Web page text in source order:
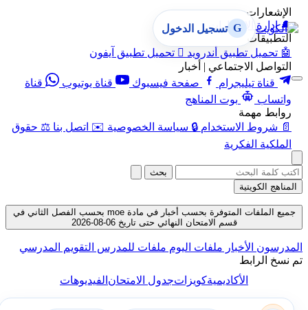
الإشعارات
🔔 إدارة الإشعارات
التطبيقات
🤖 تحميل تطبيق أندرويد  تحميل تطبيق آيفون
التواصل الاجتماعي | أخبار
قناة تيليجرام
صفحة فيسبوك قناة يوتيوب
قناة
واتساب
بوت المناهج
روابط مهمة
📄 شروط الاستخدام 🔒 سياسة الخصوصية ✉️ اتصل بنا ⚖️ حقوق
الملكية الفكرية
G تسجيل الدخول
بحث
المناهج الكويتية
جميع الملفات المتوفرة بحسب أخبار في مادة moe بحسب الفصل الثاني في
قسم الامتحان النهائي حتى تاريخ 06-08-2026
المدرسون الأخبار ملفات اليوم ملفات للمدرس التقويم المدرسي
تم نسخ الرابط
الأكاديميةكويزاتجدول الامتحانالفيديوهات